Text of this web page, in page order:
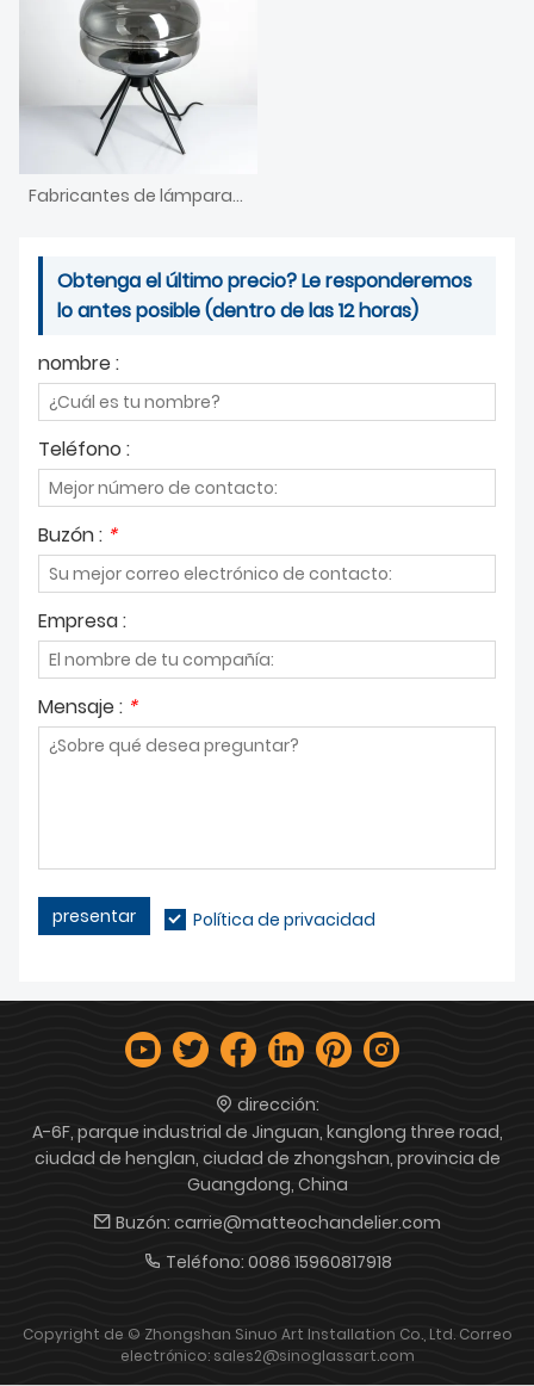
Fabricantes de lámparas de mesa-venta al por mayor competitiva
Obtenga el último precio? Le responderemos
lo antes posible (dentro de las 12 horas)
nombre :
Teléfono :
Buzón : *
Empresa :
Mensaje : *
presentar Política de privacidad
dirección:
A-6F, parque industrial de Jinguan, kanglong three road,
ciudad de henglan, ciudad de zhongshan, provincia de
Guangdong, China
Buzón: carrie@matteochandelier.com
Teléfono: 0086 15960817918
Copyright de © Zhongshan Sinuo Art Installation Co., Ltd. Correo
electrónico: sales2@sinoglassart.com